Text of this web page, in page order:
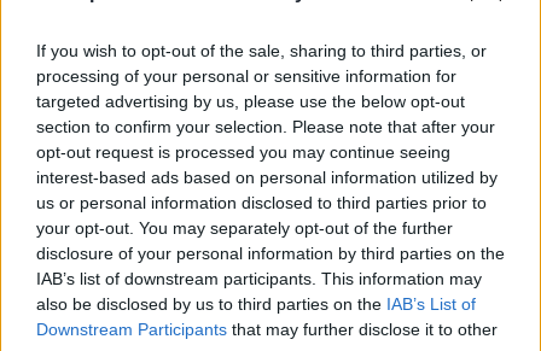
If you wish to opt-out of the sale, sharing to third parties, or
processing of your personal or sensitive information for
targeted advertising by us, please use the below opt-out
section to confirm your selection. Please note that after your
opt-out request is processed you may continue seeing
interest-based ads based on personal information utilized by
us or personal information disclosed to third parties prior to
your opt-out. You may separately opt-out of the further
disclosure of your personal information by third parties on the
IAB’s list of downstream participants. This information may
also be disclosed by us to third parties on the IAB’s List of
Downstream Participants that may further disclose it to other